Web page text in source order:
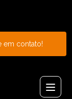
em contato!